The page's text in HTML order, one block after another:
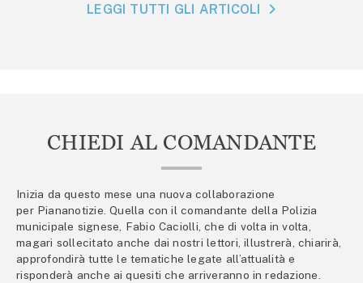
LEGGI TUTTI GLI ARTICOLI
CHIEDI AL COMANDANTE
Inizia da questo mese una nuova collaborazione
per Piananotizie. Quella con il comandante della Polizia
municipale signese, Fabio Caciolli, che di volta in volta,
magari sollecitato anche dai nostri lettori, illustrerà, chiarirà,
approfondirà tutte le tematiche legate all’attualità e
risponderà anche ai quesiti che arriveranno in redazione.